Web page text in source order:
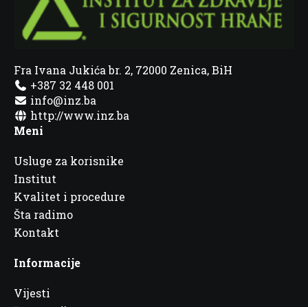
Fra Ivana Jukića br. 2, 72000 Zenica, BiH
+387 32 448 001
info@inz.ba
http://www.inz.ba
Meni
Usluge za korisnike
Institut
Kvalitet i procedure
Šta radimo
Kontakt
Informacije
Vijesti